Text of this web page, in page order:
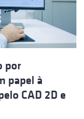
por
papel à
CAD 2D e